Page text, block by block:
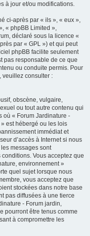
à jour et/ou modifications.
ci-après par « ils », « eux »,
« phpBB Limited »,
déclaré sous la licence «
par « GPL ») et qui peut
phpBB facilite seulement
pas responsable de ce que
ou conduite permis. Pour
veuillez consulter :
obscène, vulgaire,
ou tout autre contenu qui
où « Forum Jardinature -
est hébergé ou les lois
immédiat et
d’accès à Internet si nous
messages sont
Vous acceptez que
environnement »
quel sujet lorsque nous
vous acceptez que
stockées dans notre base
pas diffusées à une tierce
- Forum jardin,
pourront être tenus comme
à compromettre les